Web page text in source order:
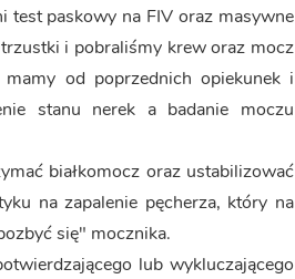
test paskowy na FIV oraz masywne
i pobraliśmy krew oraz mocz
od poprzednich opiekunek i
stanu nerek a badanie moczu
białkomocz oraz ustabilizować
na zapalenie pęcherza, który na
się" mocznika.
lub wykluczającego